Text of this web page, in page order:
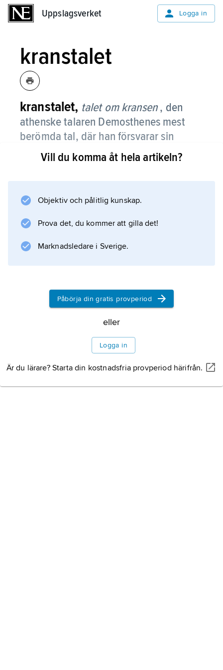
Uppslagsverket Logga in
kranstalet
kranstalet, talet om kransen , den
athenske talaren Demosthenes mest
berömda tal, där han försvarar sin
politiska gärning.
anklagats för att lagstridigt ha förmått
en guldkrans. Talet har översatts till svenska
av Bertil Cavallin (i ”Tre politiska tal”, 1973).
Information om artikeln
Vill du komma åt hela artikeln?
Objektiv och pålitlig kunskap.
Prova det, du kommer att gilla det!
Marknadsledare i Sverige.
Påbörja din gratis provperiod
eller
Logga in
Är du lärare? Starta din kostnadsfria provperiod härifrån.